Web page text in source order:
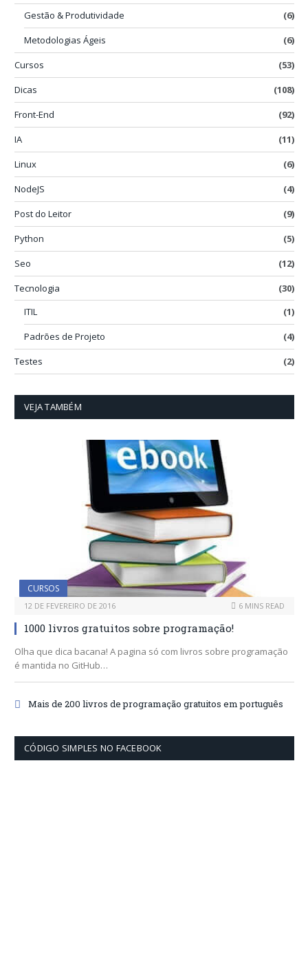
Gestão & Produtividade
(6)
Metodologias Ágeis
(6)
Cursos
(53)
Dicas
(108)
Front-End
(92)
IA
(11)
Linux
(6)
NodeJS
(4)
Post do Leitor
(9)
Python
(5)
Seo
(12)
Tecnologia
(30)
ITIL
(1)
Padrões de Projeto
(4)
Testes
(2)
VEJA TAMBÉM
CURSOS
12 DE FEVEREIRO DE 2016 6 MINS READ
1000 livros gratuitos sobre programação!
Olha que dica bacana! A pagina só com livros sobre programação
é mantida no GitHub…
Mais de 200 livros de programação gratuitos em português
CÓDIGO SIMPLES NO FACEBOOK